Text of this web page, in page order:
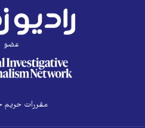
عضو
مقررات